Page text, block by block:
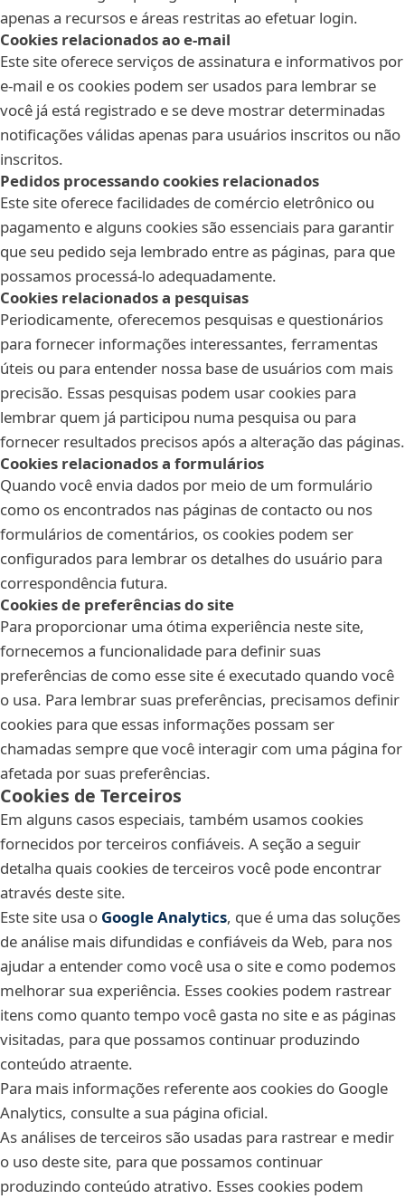
apenas a recursos e áreas restritas ao efetuar login.
Cookies relacionados ao e-mail
Este site oferece serviços de assinatura e informativos por
e-mail e os cookies podem ser usados para lembrar se
você já está registrado e se deve mostrar determinadas
notificações válidas apenas para usuários inscritos ou não
inscritos.
Pedidos processando cookies relacionados
Este site oferece facilidades de comércio eletrônico ou
pagamento e alguns cookies são essenciais para garantir
que seu pedido seja lembrado entre as páginas, para que
possamos processá-lo adequadamente.
Cookies relacionados a pesquisas
Periodicamente, oferecemos pesquisas e questionários
para fornecer informações interessantes, ferramentas
úteis ou para entender nossa base de usuários com mais
precisão. Essas pesquisas podem usar cookies para
lembrar quem já participou numa pesquisa ou para
fornecer resultados precisos após a alteração das páginas.
Cookies relacionados a formulários
Quando você envia dados por meio de um formulário
como os encontrados nas páginas de contacto ou nos
formulários de comentários, os cookies podem ser
configurados para lembrar os detalhes do usuário para
correspondência futura.
Cookies de preferências do site
Para proporcionar uma ótima experiência neste site,
fornecemos a funcionalidade para definir suas
preferências de como esse site é executado quando você
o usa. Para lembrar suas preferências, precisamos definir
cookies para que essas informações possam ser
chamadas sempre que você interagir com uma página for
afetada por suas preferências.
Cookies de Terceiros
Em alguns casos especiais, também usamos cookies
fornecidos por terceiros confiáveis. A seção a seguir
detalha quais cookies de terceiros você pode encontrar
através deste site.
Este site usa o Google Analytics, que é uma das soluções
de análise mais difundidas e confiáveis da Web, para nos
ajudar a entender como você usa o site e como podemos
melhorar sua experiência. Esses cookies podem rastrear
itens como quanto tempo você gasta no site e as páginas
visitadas, para que possamos continuar produzindo
conteúdo atraente.
Para mais informações referente aos cookies do Google
Analytics, consulte a sua página oficial.
As análises de terceiros são usadas para rastrear e medir
o uso deste site, para que possamos continuar
produzindo conteúdo atrativo. Esses cookies podem